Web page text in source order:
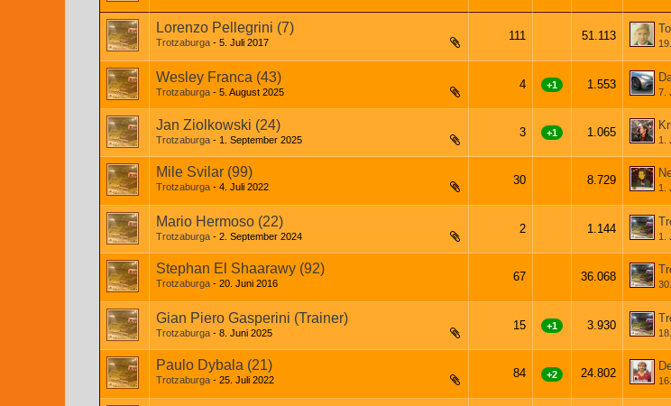
Lorenzo Pellegrini (7)
Trotzaburga 5. Juli 2017 111 51.113
Wesley Franca (43)
Trotzaburga 5. August 2025
4 +1 1.553
7.
Jan Ziolkowski (24)
Trotzaburga 1. September 2025
3 +1 1.065
1.
Mile Svilar (99)
Trotzaburga 4. Juli 2022 30 8.729
1.
Mario Hermoso (22)
Trotzaburga 2. September 2024
2 1.144
1.
Stephan El Shaarawy (92)
Trotzaburga 20. Juni 2016 67 36.068
Gian Piero Gasperini (Trainer)
Trotzaburga 8. Juni 2025
15 +1 3.930
Paulo Dybala (21)
Trotzaburga 25. Juli 2022 84 +2 24.802